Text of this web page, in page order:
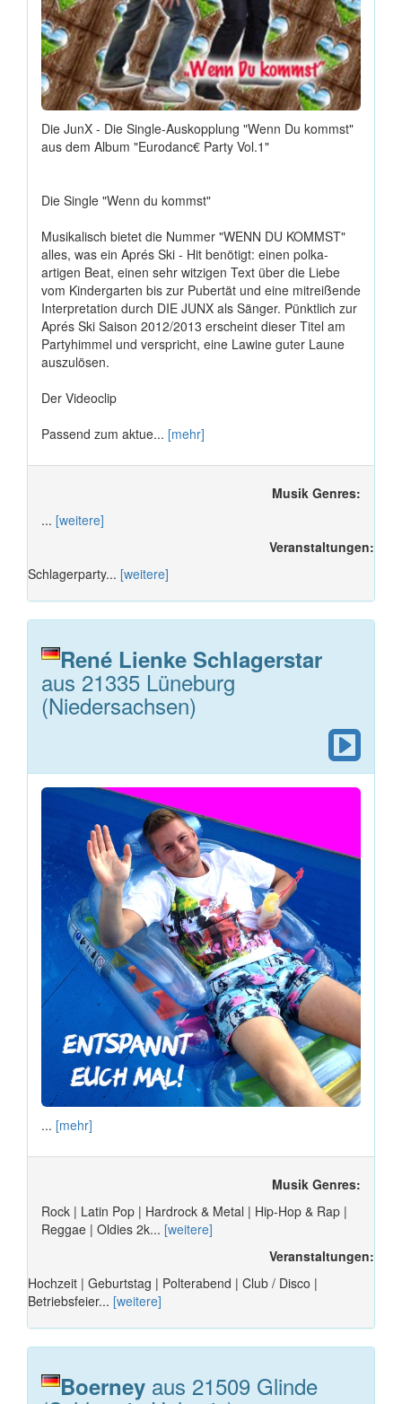
Die JunX - Die Single-Auskopplung "Wenn Du kommst"
aus dem Album "Eurodanc€ Party Vol.1"
Die Single "Wenn du kommst"
Musikalisch bietet die Nummer "WENN DU KOMMST"
alles, was ein Aprés Ski - Hit benötigt: einen polka-
artigen Beat, einen sehr witzigen Text über die Liebe
vom Kindergarten bis zur Pubertät und eine mitreißende
Interpretation durch DIE JUNX als Sänger. Pünktlich zur
Aprés Ski Saison 2012/2013 erscheint dieser Titel am
Partyhimmel und verspricht, eine Lawine guter Laune
auszulösen.
Der Videoclip
Passend zum aktue... [mehr]
Musik Genres:
... [weitere]
Veranstaltungen:
Schlagerparty... [weitere]
René Lienke Schlagerstar
aus 21335 Lüneburg
(Niedersachsen)
... [mehr]
Musik Genres:
Rock | Latin Pop | Hardrock & Metal | Hip-Hop & Rap |
Reggae | Oldies 2k... [weitere]
Veranstaltungen:
Hochzeit | Geburtstag | Polterabend | Club / Disco |
Betriebsfeier... [weitere]
Boerney aus 21509 Glinde